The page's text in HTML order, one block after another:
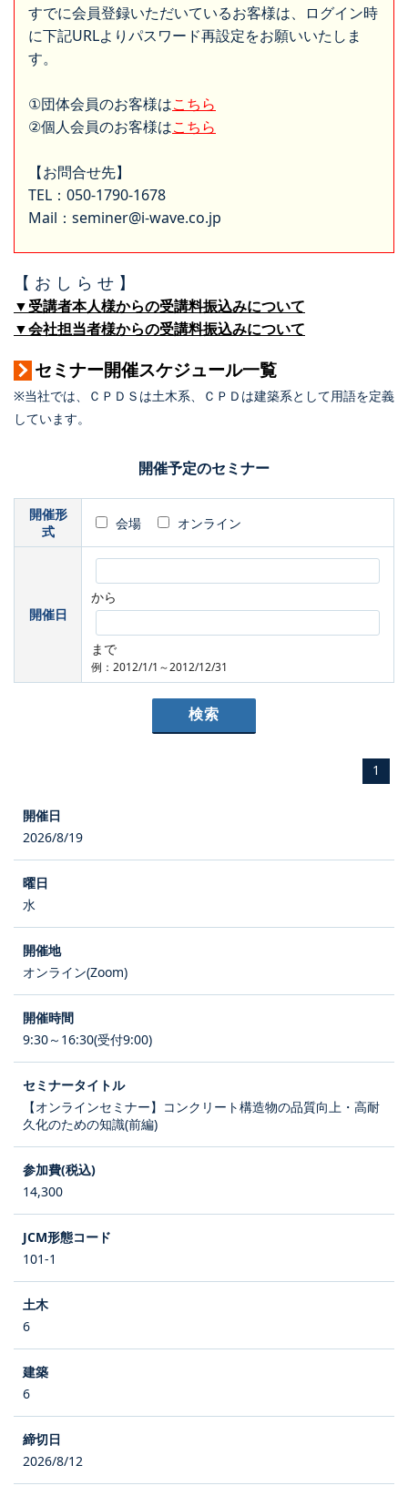
すでに会員登録いただいているお客様は、ログイン時
に下記URLよりパスワード再設定をお願いいたしま
す。
①団体会員のお客様はこちら
②個人会員のお客様はこちら
【お問合せ先】
TEL：050-1790-1678
Mail：seminer@i-wave.co.jp
【 お し ら せ 】
▼受講者本人様からの受講料振込みについて
▼会社担当者様からの受講料振込みについて
セミナー開催スケジュール一覧
※当社では、ＣＰＤＳは土木系、ＣＰＤは建築系として用語を定義
しています。
開催予定のセミナー
開催形
式
会場 オンライン
開催日
から
まで
例：2012/1/1～2012/12/31
1
2026/8/19
水
オンライン(Zoom)
9:30～16:30(受付9:00)
【オンラインセミナー】コンクリート構造物の品質向上・高耐
久化のための知識(前編)
14,300
101-1
6
6
2026/8/12